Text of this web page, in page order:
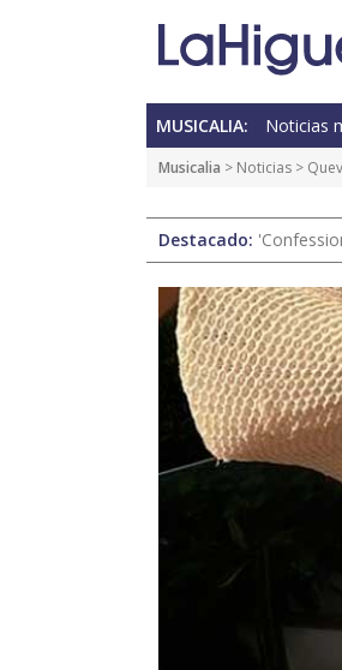
MUSICALIA: Noticias
Musicalia > Noticias >
Destacado: